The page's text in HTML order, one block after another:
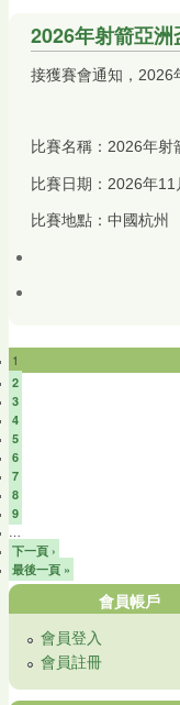
2026年射箭亞
接獲賽會通知，2026
比賽名稱：2026年射
比賽日期：2026年11
比賽地點：中國杭州
1
2
3
4
5
6
7
8
9
…
下一頁 ›
最後一頁 »
會員帳戶
會員登入
會員註冊